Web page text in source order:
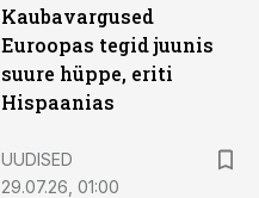
Kaubavargused
Euroopas tegid juunis
suure hüppe, eriti
Hispaanias
UUDISED
29.07.26, 01:00